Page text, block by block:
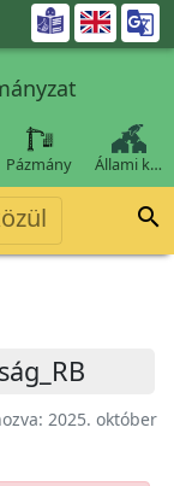

Pázmány Állami k…

2025. október